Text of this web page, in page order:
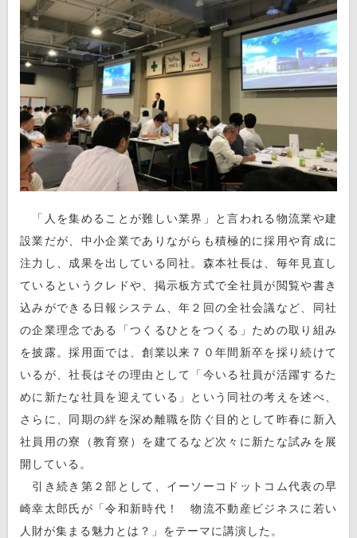
「人を集めることが難しい業界」と言われる物流業や建
設業だが、中小企業でありながらも積極的に採用や育成に
注力し、成果を出している同社。森本社長は、毎年見直し
ているというクレドや、掲示板方式で全社員が閲覧や書き
込みができる日報システム、年２回の全社会議など、同社
の企業理念である「つくるひとをつくる」ための取り組み
を披露。採用面では、創業以来７０年間新卒を採り続けて
いるが、社長はその理由として「今いる社員が活躍するた
めに新たな社員を迎えている」という同社の考えを述べ、
さらに、同期の絆を深め離職を防ぐ目的として昨春に新入
社員用の寮（教育寮）を建てるなど次々に新たな試みを展
開している。
引き続き第２部として、イーソーコドットコム代表の早
崎幸太郎氏が「令和新時代！ 物流不動産ビジネスに若い
人財が集まる魅力とは？」をテーマに講演した。